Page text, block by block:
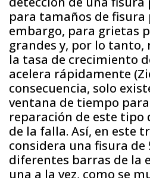
para tamaños de fisura
embargo, para grietas
grandes y, por lo tanto,
la tasa de crecimiento
acelera rápidamente
consecuencia, solo
ventana de tiempo
reparación de este tipo
de la falla. Así, en este
considera una fisura de
diferentes barras de la
una a la vez, como se